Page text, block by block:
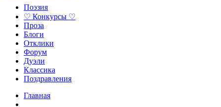
Поэзия
♡ Конкурсы ♡
Проза
Блоги
Отклики
Форум
Дуэли
Классика
Поздравления
Главная